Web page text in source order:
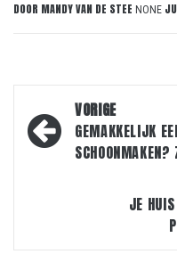
DOOR MANDY VAN DE STEE NONE
Bericht
navigatie
VORIGE
GEMAKKELIJK
JE